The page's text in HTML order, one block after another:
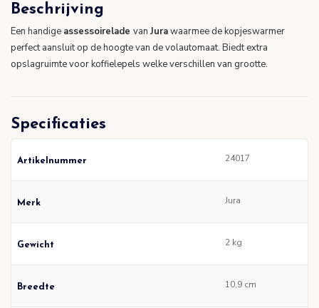
Beschrijving
Een handige assessoirelade van Jurawaarmee de kopjeswarmer
perfect aansluit op de hoogte van de volautomaat. Biedt extra
opslagruimte voor koffielepels welke verschillen van grootte.
Specificaties
Artikelnummer 24017
Merk Jura
Gewicht 2 kg
Breedte 10,9 cm